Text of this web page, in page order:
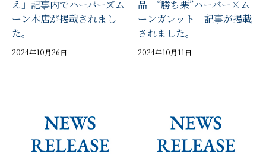
え」記事内でハーバーズム
ーン本店が掲載されまし
た。
2024年10月26日
品 “勝ち栗”ハーバー×ム
ーンガレット」記事が掲載
されました。
2024年10月11日